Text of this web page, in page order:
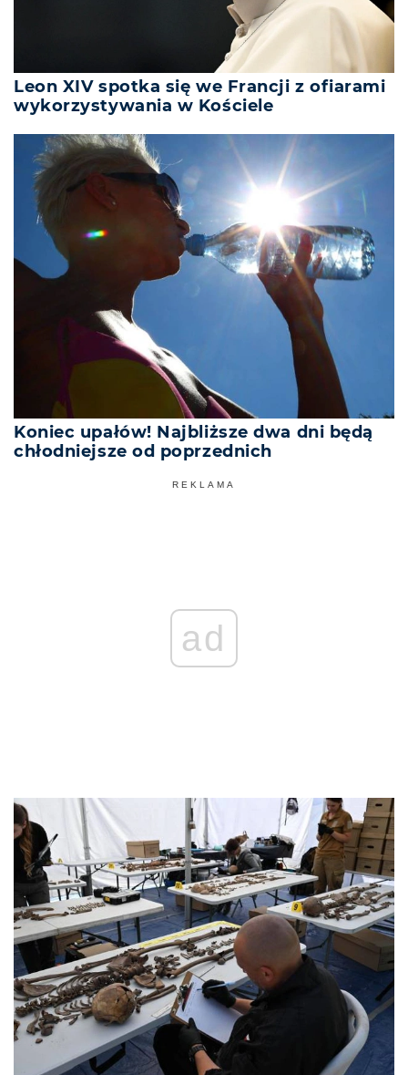
Leon XIV spotka się we Francji z ofiarami
wykorzystywania w Kościele
Koniec upałów! Najbliższe dwa dni będą
chłodniejsze od poprzednich
REKLAMA
ad